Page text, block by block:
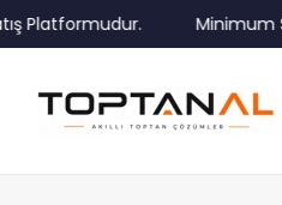
Platformudur. Minimum